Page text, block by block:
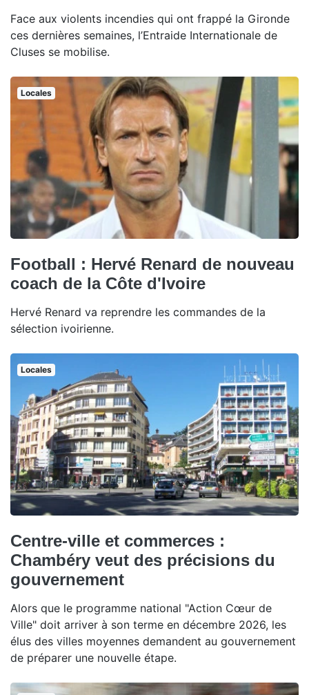
Face aux violents incendies qui ont frappé la Gironde
ces dernières semaines, l’Entraide Internationale de
Cluses se mobilise.
Locales
Football : Hervé Renard de nouveau
coach de la Côte d'Ivoire
Hervé Renard va reprendre les commandes de la
sélection ivoirienne.
Locales
Centre-ville et commerces :
Chambéry veut des précisions du
gouvernement
Alors que le programme national "Action Cœur de
Ville" doit arriver à son terme en décembre 2026, les
élus des villes moyennes demandent au gouvernement
de préparer une nouvelle étape.